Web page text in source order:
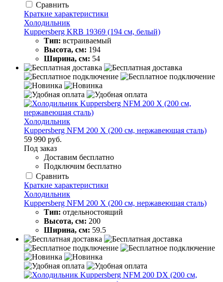
Сравнить
Краткие характеристики
Холодильник
Kuppersberg KRB 19369 (194 см, белый)
Тип: встраиваемый
Высота, см: 194
Ширина, см: 54
Холодильник
Kuppersberg NFM 200 X (200 см, нержавеющая сталь)
59 990 руб.
Под заказ
Доставим бесплатно
Подключим бесплатно
Сравнить
Краткие характеристики
Холодильник
Kuppersberg NFM 200 X (200 см, нержавеющая сталь)
Тип: отдельностоящий
Высота, см: 200
Ширина, см: 59.5